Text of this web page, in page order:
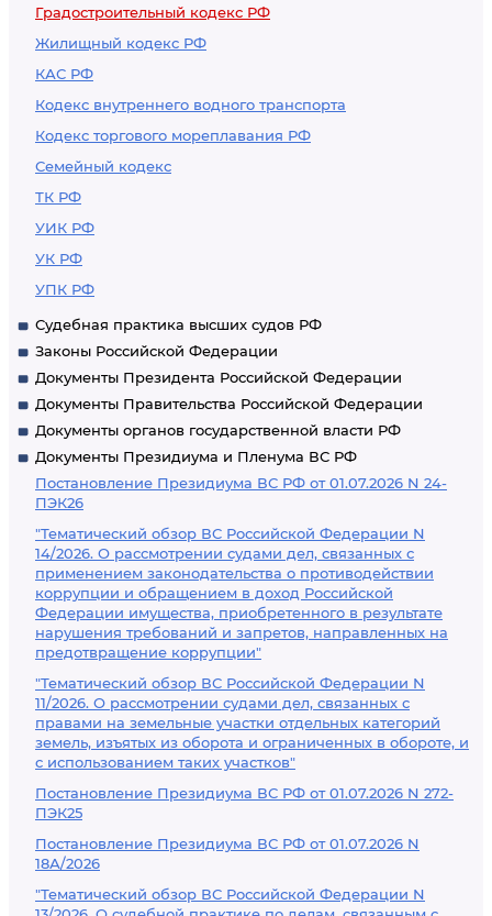
Градостроительный кодекс РФ
Жилищный кодекс РФ
КАС РФ
Кодекс внутреннего водного транспорта
Кодекс торгового мореплавания РФ
Семейный кодекс
ТК РФ
УИК РФ
УК РФ
УПК РФ
Судебная практика высших судов РФ
Законы Российской Федерации
Документы Президента Российской Федерации
Документы Правительства Российской Федерации
Документы органов государственной власти РФ
Документы Президиума и Пленума ВС РФ
Постановление Президиума ВС РФ от 01.07.2026 N 24-
ПЭК26
"Тематический обзор ВС Российской Федерации N
14/2026. О рассмотрении судами дел, связанных с
применением законодательства о противодействии
коррупции и обращением в доход Российской
Федерации имущества, приобретенного в результате
нарушения требований и запретов, направленных на
предотвращение коррупции"
"Тематический обзор ВС Российской Федерации N
11/2026. О рассмотрении судами дел, связанных с
правами на земельные участки отдельных категорий
земель, изъятых из оборота и ограниченных в обороте, и
с использованием таких участков"
Постановление Президиума ВС РФ от 01.07.2026 N 272-
ПЭК25
Постановление Президиума ВС РФ от 01.07.2026 N
18А/2026
"Тематический обзор ВС Российской Федерации N